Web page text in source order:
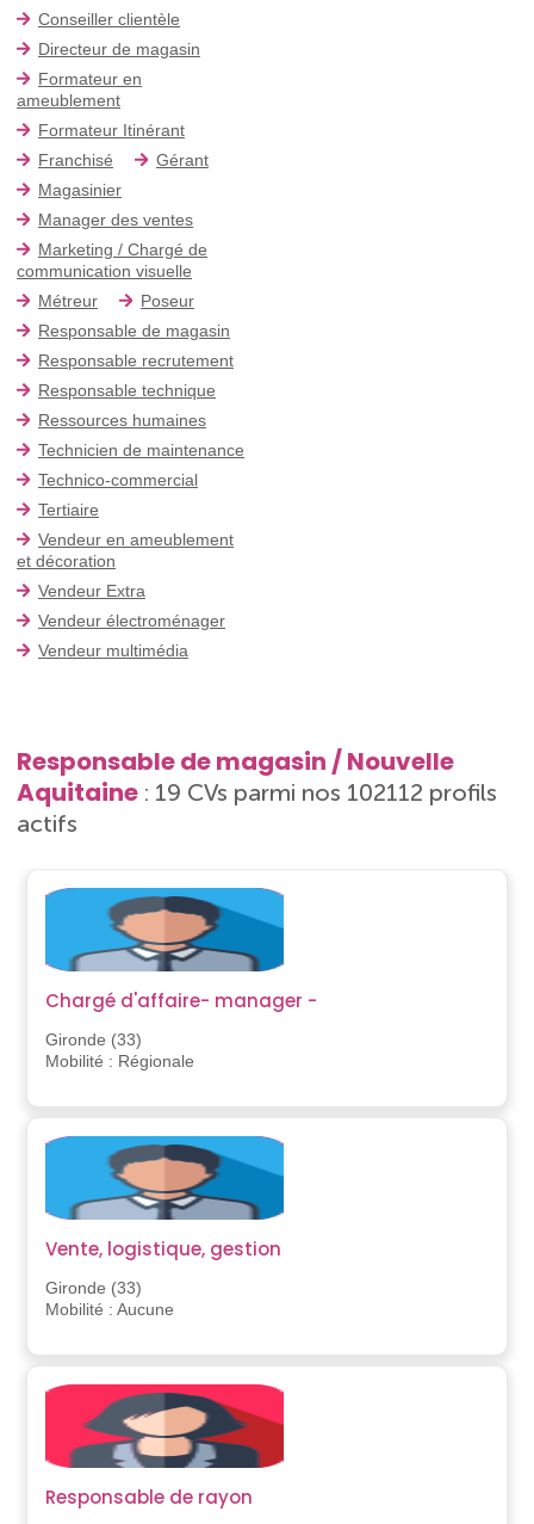
Conseiller clientèle
Directeur de magasin
Formateur en
ameublement
Formateur Itinérant
Franchisé
Gérant
Magasinier
Manager des ventes
Marketing / Chargé de
communication visuelle
Métreur
Poseur
Responsable de magasin
Responsable recrutement
Responsable technique
Ressources humaines
Technicien de maintenance
Technico-commercial
Tertiaire
Vendeur en ameublement
et décoration
Vendeur Extra
Vendeur électroménager
Vendeur multimédia
Responsable de magasin / Nouvelle
Aquitaine : 19 CVs parmi nos 102112 profils
actifs
Chargé d'affaire- manager -
Gironde (33)
Mobilité : Régionale
Vente, logistique, gestion
Gironde (33)
Mobilité : Aucune
Responsable de rayon